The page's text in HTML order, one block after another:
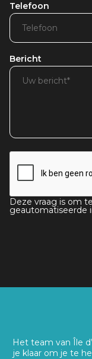
Telefoon
Bericht
Deze vraag is om
geautomatiseerde
Het team van Île
je klaar om je te